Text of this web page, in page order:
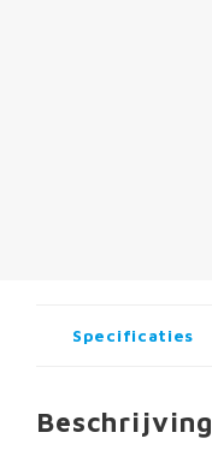
Specificaties
Beschrijving